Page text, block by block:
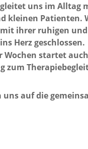
uns im Alltag
kleinen Patienten.
ihrer ruhigen
Herz geschlossen.
Wochen startet
zum
uns auf die